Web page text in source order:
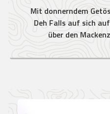
Mit donnerndem
Deh Falls auf sich
über den